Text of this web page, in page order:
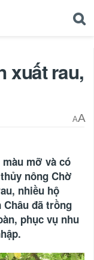
xuất rau,
AA
mỡ và có
nông Chờ
nhiều hộ
Châu đã trồng
phục vụ nhu